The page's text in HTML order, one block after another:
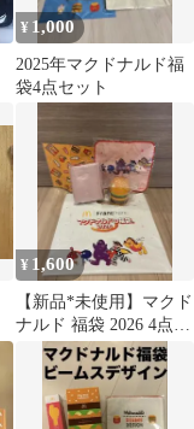
¥ 1,000
2025年マクドナルド福
袋4点セット
¥ 1,600
【新品*未使用】マクド
ナルド 福袋 2026 4点
+2023の1点